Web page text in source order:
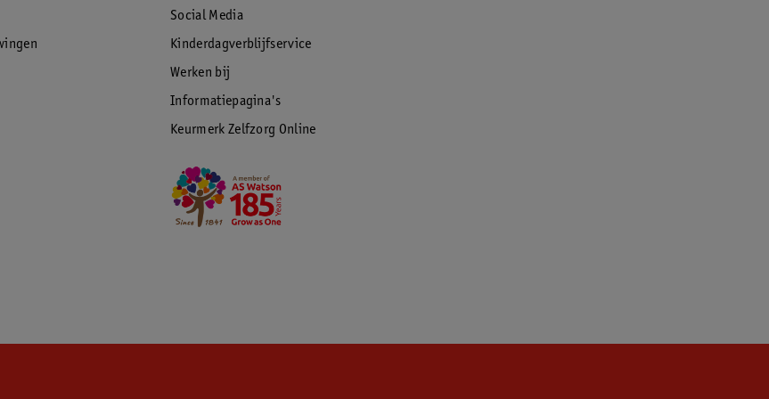
Social Media
Kinderdagverblijfservice
Werken bij
Informatiepagina's
Keurmerk Zelfzorg Online